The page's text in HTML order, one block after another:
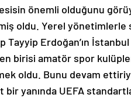
önemli olduğunu
oldu. Yerel yönetimlerle
Tayyip Erdoğan’ın
birisi amatör spor
oldu. Bunu devam
yanında UEFA